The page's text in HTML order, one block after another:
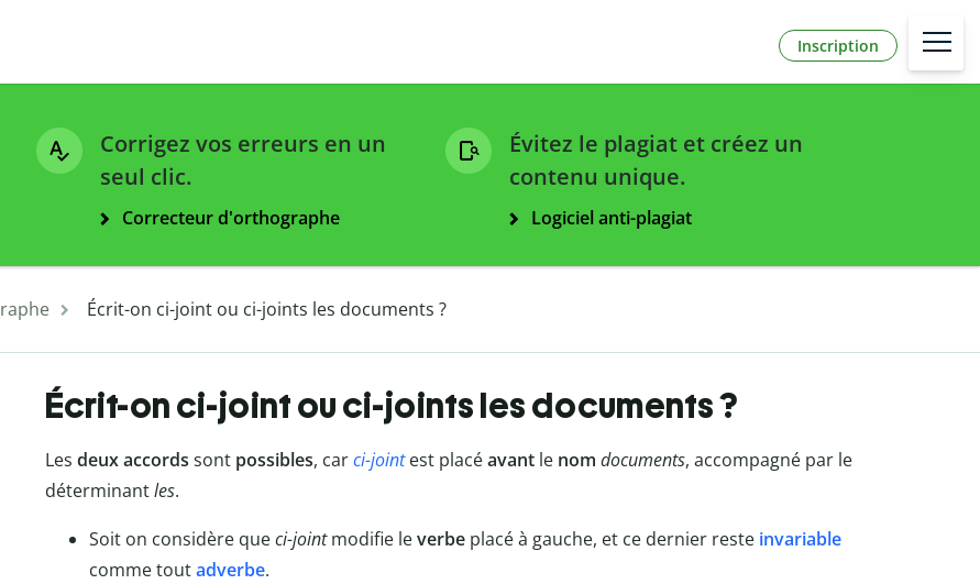
Inscription
Corrigez vos erreurs en un
seul clic.
Correcteur d'orthographe
Évitez le plagiat et créez un
contenu unique.
Logiciel anti-plagiat
Écrit-on ci-joint ou ci-joints les documents ?
Écrit-on ci-joint ou ci-joints les documents ?
Les deux accords sont possibles, carci-jointest placéavantle nom documents, accompagné par le
déterminantles.
Soit on considère queci-jointmodifie leverbeplacé à gauche, et ce dernier reste invariable
comme toutadverbe.